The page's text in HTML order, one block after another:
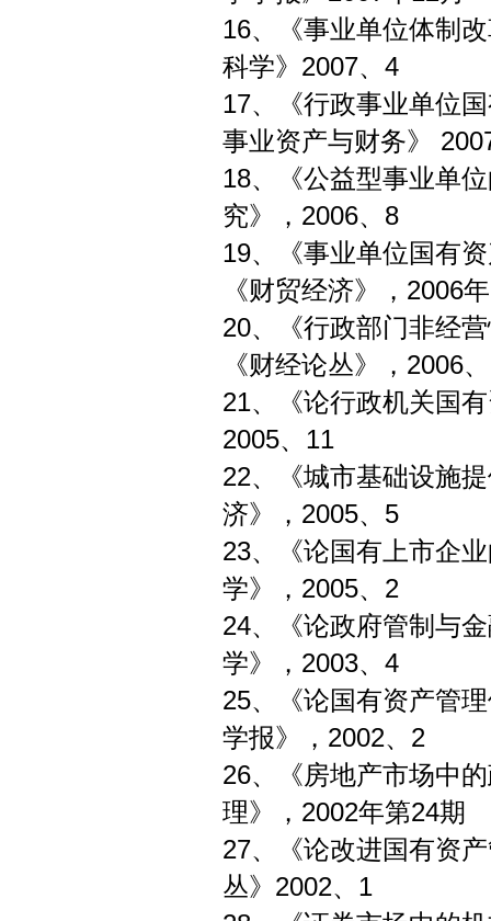
16、《事业单位
科学》2007、4
17、《行政事业单位
事业资产与财务》
18、《公益型事
究》，2006、8
19、《事业单位国有
《财贸经济》，2006
20、《行政部门非
《财经论丛》，2006
21、《论行政机
2005、11
22、《城市基础
济》，2005、5
23、《论国有上
学》，2005、2
24、《论政府
学》，2003、4
25、《论国有资
学报》，2002、2
26、《房地产市
理》，2002年第24期
27、《论改进国
丛》2002、1